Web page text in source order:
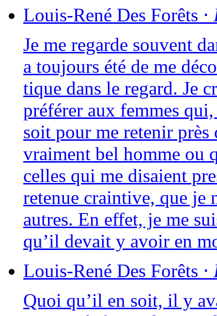
Louis-René Des Forêts ⋅
Je me regarde sou­vent
a tou­jours été de me
tique dans le regard. Je
pré­fé­rer aux femmes
soit pour me rete­nir près
vrai­ment bel homme ou
celles qui me disaient
rete­nue crain­tive, que je
autres. En effet, je me
qu’il devait y avoir en
Louis-René Des Forêts ⋅
Quoi qu’il en soit, il y